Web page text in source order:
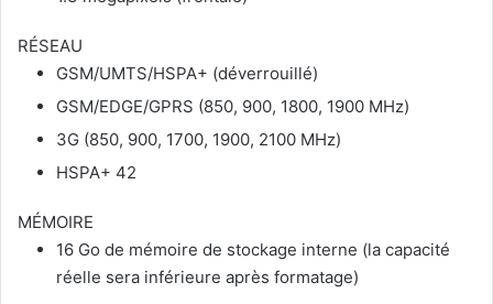
RÉSEAU
GSM/UMTS/HSPA+ (déverrouillé)
GSM/EDGE/GPRS (850, 900, 1800, 1900 MHz)
3G (850, 900, 1700, 1900, 2100 MHz)
HSPA+ 42
MÉMOIRE
16 Go de mémoire de stockage interne (la capacité
réelle sera inférieure après formatage)